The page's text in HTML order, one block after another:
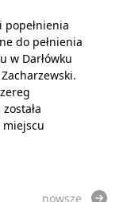
do pełnienia
w Darłówku
miejscu
nowsze